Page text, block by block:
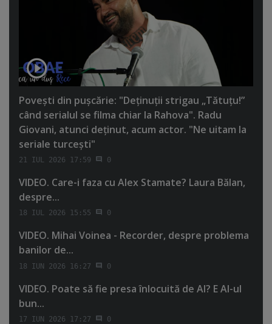
Poveşti din puşcărie: "Deţinuţii strigau „Tătuţu!”
când serialul se filma chiar la Rahova". Radu
Giovani, atunci deţinut, acum actor. "Ne uitam la
seriale turceşti"
21 IUL 2026 17:59 0
VIDEO. Care-i faza cu Alex Stamate? Laura Bălan,
despre...
18 IUL 2026 15:55 0
VIDEO. Mihai Voinea - Recorder, despre problema
banilor de...
18 IUN 2026 16:27 0
VIDEO. Poate să fie presa înlocuită de AI? E AI-ul
bun...
17 IUN 2026 17:27 0